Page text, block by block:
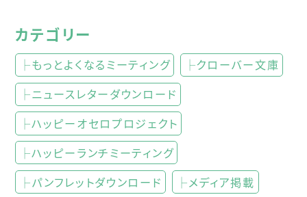
カテゴリー
├もっとよくなるミーティング
├クローバー文庫
├ニュースレターダウンロード
├ハッピーオセロプロジェクト
├ハッピーランチミーティング
├パンフレットダウンロード
├メディア掲載